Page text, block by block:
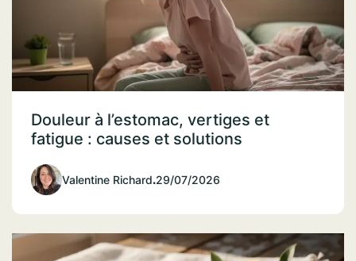
Douleur à l’estomac, vertiges et
fatigue : causes et solutions
Valentine Richard.29/07/2026